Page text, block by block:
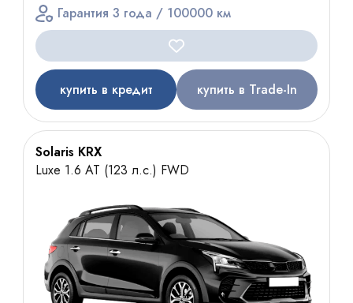
Гарантия 3 года / 100000 км
купить в кредит купить в Trade-In
Solaris KRX
Luxe 1.6 AT (123 л.с.) FWD